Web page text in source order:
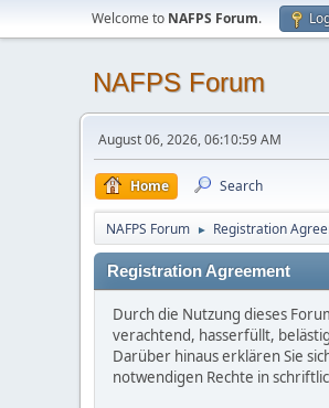
Welcome to NAFPS Forum.
NAFPS Forum
August 06, 2026, 06:10:59 AM
Home Search
NAFPS Forum ► Registration
Registration Agreement
Durch die Nutzung dieses
verachtend, hasserfüllt,
Darüber hinaus erklären Sie
notwendigen Rechte in